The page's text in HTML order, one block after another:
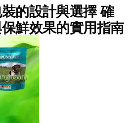
的設計與選擇 確
鮮效果的實用指南